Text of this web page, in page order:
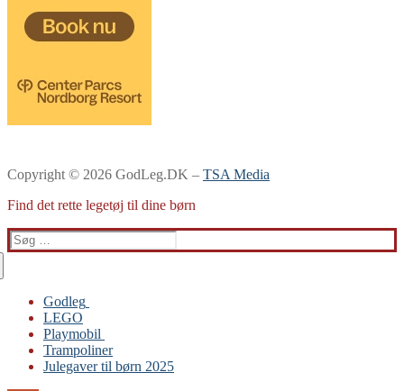
Copyright © 2026 GodLeg.DK – TSA Media
Find det rette legetøj til dine børn
Søg
efter:
Godleg
Gabby’s Dukkehus
Playmobil
Trampoliner
LEGO
LEGO
Playmobil
Trampoliner
Julegaver til børn 2025